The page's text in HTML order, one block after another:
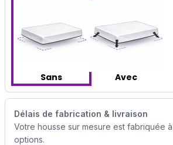
Sans Avec
Délais de fabrication & livraison
Votre housse sur mesure est fabriquée
options.